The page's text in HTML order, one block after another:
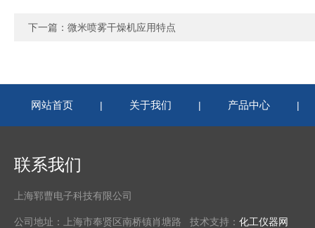
下一篇： 微米喷雾干燥机应用特点
网站首页 | 关于我们 | 产品中心 |
联系我们
上海郓曹电子科技有限公司
公司地址：上海市奉贤区南桥镇肖塘路 技术支持： 化工仪器网